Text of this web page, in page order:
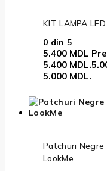
KIT LAMPA
0 din 5
5.400MDL
5.400 MDL.
5.000 MDL.
Patchuri Negre
LookMe